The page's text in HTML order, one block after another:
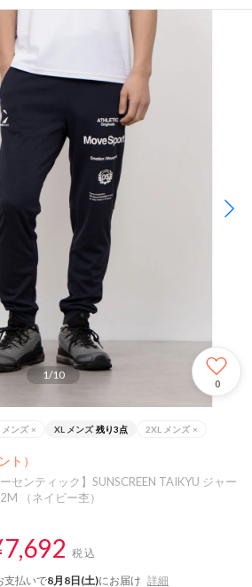
1/10
0
メンズ × XL メンズ 残り3点 2XL メンズ ×
ト）
センティック】SUNSCREEN TAIKYU ジャー
（ネイビー杢）
税込
支払いで8月8日(土)にお届け 詳細